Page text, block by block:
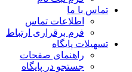
با ما
اطلاعات تماس
فرم برقراری ارتباط
پایگاه
راهنمای صفحات
جستجو در پایگاه